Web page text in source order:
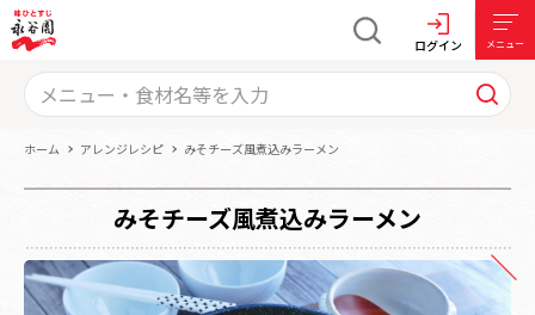
ログイン メニュー
ホーム アレンジレシピ みそチーズ風煮込みラーメン
みそチーズ風煮込みラーメン